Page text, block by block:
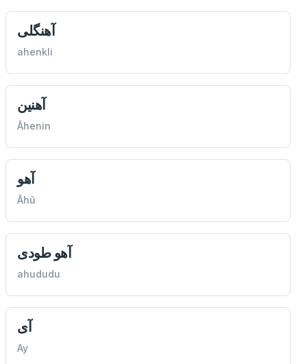
آهنگلی
ahenkli
آهنين
Âhenin
آهو
Âhû
آهو طودی
ahududu
آی
Ay